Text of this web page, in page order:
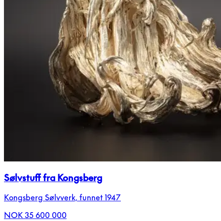
Sølvstuff fra Kongsberg
Kongsberg Sølvverk, funnet 1947
NOK 35 600 000